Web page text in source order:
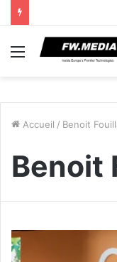
Menu
Accueil / Benoit
Benoit